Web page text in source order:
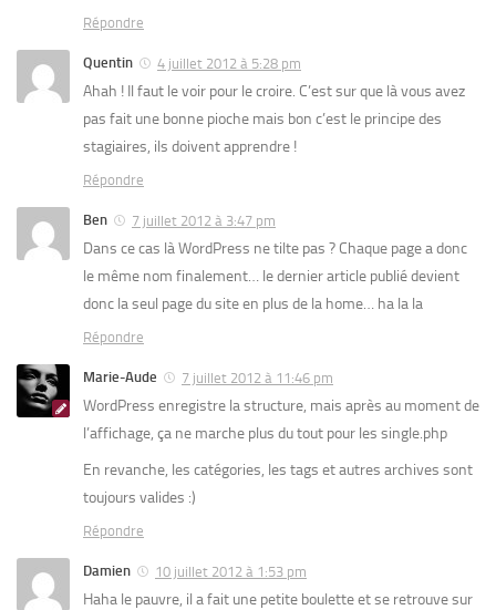
Répondre
Quentin 4 juillet 2012 à 5:28 pm
Ahah ! Il faut le voir pour le croire. C’est sur que là vous avez
pas fait une bonne pioche mais bon c’est le principe des
stagiaires, ils doivent apprendre !
Répondre
Ben 7 juillet 2012 à 3:47 pm
Dans ce cas là WordPress ne tilte pas ? Chaque page a donc
le même nom finalement… le dernier article publié devient
donc la seul page du site en plus de la home… ha la la
Répondre
Marie-Aude 7 juillet 2012 à 11:46 pm
WordPress enregistre la structure, mais après au moment de
l’affichage, ça ne marche plus du tout pour les single.php
En revanche, les catégories, les tags et autres archives sont
toujours valides :)
Répondre
Damien 10 juillet 2012 à 1:53 pm
Haha le pauvre, il a fait une petite boulette et se retrouve sur